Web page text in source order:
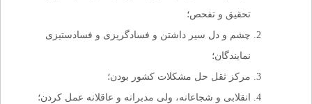
تحقیق و تفحص؛
چشم و دل سیر داشتن و فسادگریزی و فسادستیزی
نمایندگان؛
مرکز ثقل حل مشکلات کشور بودن؛
انقلابی و شجاعانه، ولی مدبرانه و عاقلانه عمل کردن؛